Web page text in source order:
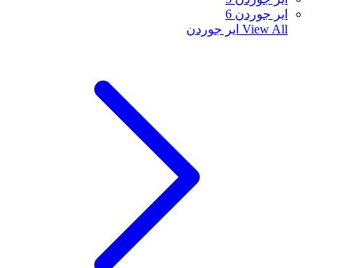
اير جوردن 6
View All اير جوردن